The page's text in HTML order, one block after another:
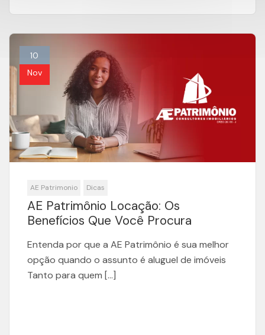
10
Nov
AE Patrimonio Dicas
AE Patrimônio Locação: Os
Benefícios Que Você Procura
Entenda por que a AE Patrimônio é sua melhor
opção quando o assunto é aluguel de imóveis
Tanto para quem […]